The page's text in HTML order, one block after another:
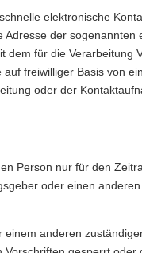
elektronische
der sogenannten
für die Verarbeitung
freiwilliger Basis von
oder der
Person nur für den
oder einen
anderen